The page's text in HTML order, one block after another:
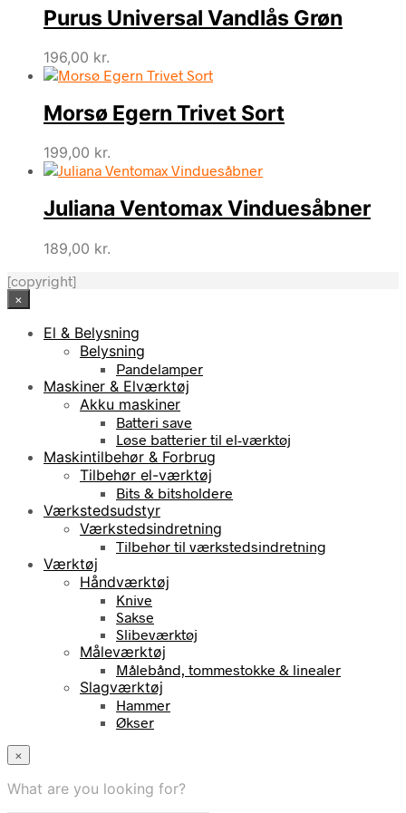
Purus Universal Vandlås Grøn
196,00 kr.
Morsø Egern Trivet Sort
199,00 kr.
Juliana Ventomax Vinduesåbner
189,00 kr.
[copyright]
×
El & Belysning
Belysning
Pandelamper
Maskiner & Elværktøj
Akku maskiner
Batteri save
Løse batterier til el-værktøj
Maskintilbehør & Forbrug
Tilbehør el-værktøj
Bits & bitsholdere
Værkstedsudstyr
Værkstedsindretning
Tilbehør til værkstedsindretning
Værktøj
Håndværktøj
Knive
Sakse
Slibeværktøj
Måleværktøj
Målebånd, tommestokke & linealer
Slagværktøj
Hammer
Økser
×
What are you looking for?